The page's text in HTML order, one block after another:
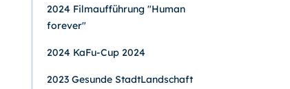
2024 Filmaufführung "Human
forever"
2024 KaFu-Cup 2024
2023 Gesunde StadtLandschaft